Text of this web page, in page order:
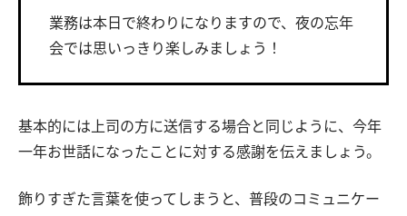
業務は本日で終わりになりますので、夜の忘年
会では思いっきり楽しみましょう！
基本的には上司の方に送信する場合と同じように、今年
一年お世話になったことに対する感謝を伝えましょう。
飾りすぎた言葉を使ってしまうと、普段のコミュニケー